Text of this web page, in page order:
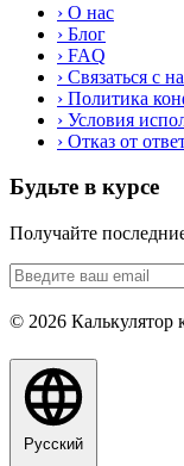
› О нас
› Блог
› FAQ
› Связаться с
› Политика
› Условия
› Отказ от
Будьте в курсе
Получайте
© 2026
Русский